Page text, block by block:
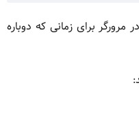
برای زمانی که دوباره